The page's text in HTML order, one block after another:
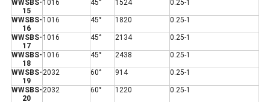
WWSBS-
15
1016 45° 1524 0.25-1
WWSBS-
16
1016 45° 1820 0.25-1
WWSBS-
17
1016 45° 2134 0.25-1
WWSBS-
18
1016 45° 2438 0.25-1
WWSBS-
19
2032 60° 914 0.25-1
WWSBS-
20
2032 60° 1220 0.25-1